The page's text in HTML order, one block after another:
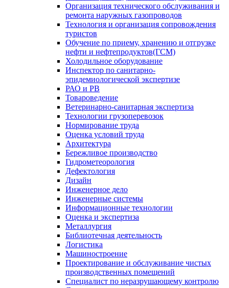
Организация технического обслуживания и
ремонта наружных газопроводов
Технология и организация сопровождения
туристов
Обучение по приему, хранению и отгрузке
нефти и нефтепродуктов(ГСМ)
Холодильное оборудование
Инспектор по санитарно-
эпидемиологической экспертизе
РАО и РВ
Товароведение
Ветеринарно-санитарная экспертиза
Технологии грузоперевозок
Нормирование труда
Оценка условий труда
Архитектура
Бережливое производство
Гидрометеорология
Дефектология
Дизайн
Инженерное дело
Инженерные системы
Информационные технологии
Оценка и экспертиза
Металлургия
Библиотечная деятельность
Логистика
Машиностроение
Проектирование и обслуживание чистых
производственных помещений
Специалист по неразрушающему контролю